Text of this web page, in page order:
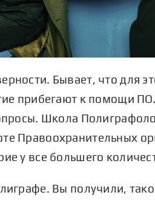
Бывает, что для
прибегают к помощи
Школа
Правоохранительных
у все большего
Вы получили,